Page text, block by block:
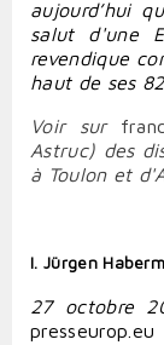
aujourd’hui
salut d'une
revendique
haut de ses
Voir sur
Astruc) des
à Toulon et
I. Jürgen
27 octobre
presseurop.eu